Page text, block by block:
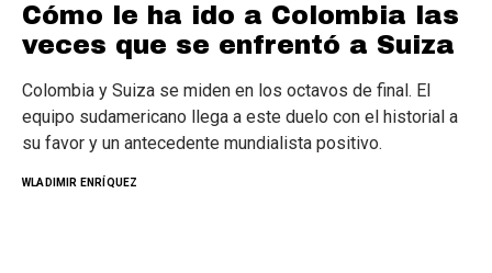
Cómo le ha ido a Colombia las
veces que se enfrentó a Suiza
Colombia y Suiza se miden en los octavos de final. El
equipo sudamericano llega a este duelo con el historial a
su favor y un antecedente mundialista positivo.
WLADIMIR ENRÍQUEZ